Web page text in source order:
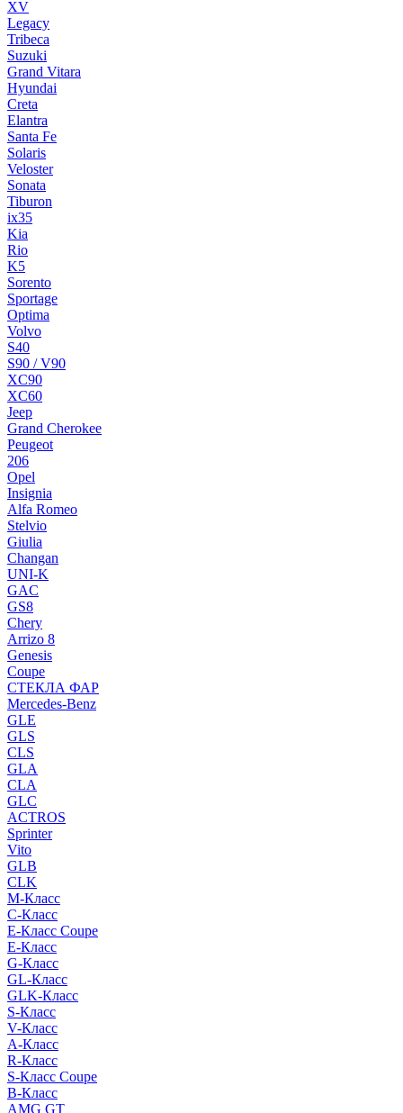
XV
Legacy
Tribeca
Suzuki
Grand Vitara
Hyundai
Creta
Elantra
Santa Fe
Solaris
Veloster
Sonata
Tiburon
ix35
Kia
Rio
K5
Sorento
Sportage
Optima
Volvo
S40
S90 / V90
XC90
XC60
Jeep
Grand Cherokee
Peugeot
206
Opel
Insignia
Alfa Romeo
Stelvio
Giulia
Changan
UNI-K
GAC
GS8
Chery
Arrizo 8
Genesis
Coupe
СТЕКЛА ФАР
Mercedes-Benz
GLE
GLS
CLS
GLA
CLA
GLC
ACTROS
Sprinter
Vito
GLB
CLK
M-Класс
C-Класс
E-Класс Coupe
E-Класс
G-Класс
GL-Класс
GLK-Класс
S-Класс
V-Класс
A-Класс
R-Класс
S-Класс Сoupe
B-Класс
AMG GT